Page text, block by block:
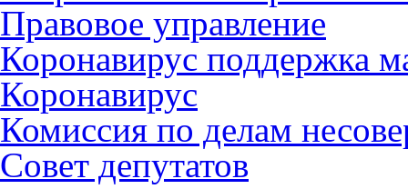
Правовое управление
Коронавирус поддержка
Коронавирус
Комиссия по делам
Совет депутатов